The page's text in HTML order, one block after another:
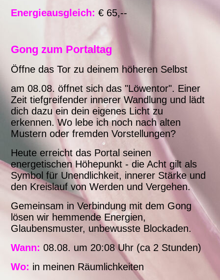
Energieausgleich: € 65,--
Gong zum Portaltag
Öffnedas Tor zu deinem höheren Selbst
am 08.08. öffnet sich das "Löwentor". Einer
Zeit tiefgreifender innerer Wandlung und lädt
dich dazu ein dein eigenes Licht zu
erkennen. Wo lebe ich noch nach alten
Mustern oder fremden Vorstellungen?
Heute erreicht das Portal seinen
energetischen Höhepunkt - die Acht gilt als
Symbol für Unendlichkeit, innerer Stärke und
den Kreislauf von Werden und Vergehen.
Gemeinsam in Verbindung mit dem Gong
lösen wir hemmende Energien,
Glaubensmuster, unbewusste Blockaden.
Wann: 08.08. um 20:08 Uhr (ca 2 Stunden)
Wo: in meinen Räumlichkeiten